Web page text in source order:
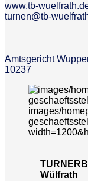
www.tb-
turnen@tb-
Amtsgericht
10237
Wülfrath